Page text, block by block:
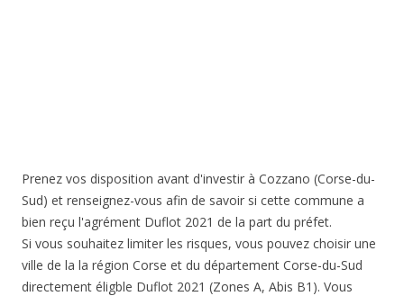
Prenez vos disposition avant d'investir à Cozzano (Corse-du-
Sud) et renseignez-vous afin de savoir si cette commune a
bien reçu l'agrément Duflot 2021 de la part du préfet.
Si vous souhaitez limiter les risques, vous pouvez choisir une
ville de la la région Corse et du département Corse-du-Sud
directement éligble Duflot 2021 (Zones A, Abis B1). Vous